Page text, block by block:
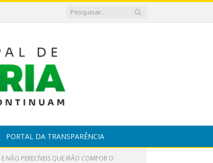
PORTAL DA TRANSPARÊNCIA
NÃO PERECÍVEIS QUE IRÃO COMPOR O